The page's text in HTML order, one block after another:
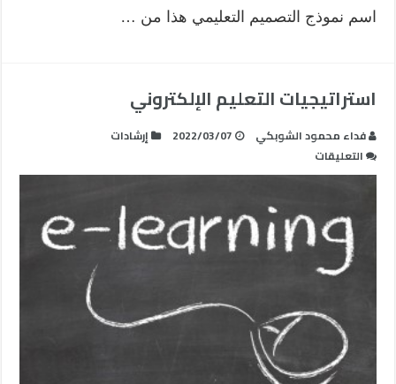
اسم نموذج التصميم التعليمي هذا من …
استراتيجيات التعليم الإلكتروني
فداء محمود الشوبكي 2022/03/07
إرشادات
التعليقات
استراتيجيات
الإلكتروني
مغلقة